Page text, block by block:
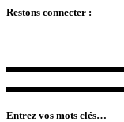
Restons connecter :
Entrez vos mots clés…